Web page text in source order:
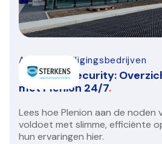
Alarm-beveiligingsbedrijven
Sterkens Security:
met Plenion 24/7.
Lees hoe Plenion aan de noden
voldoet met slimme, efficiënte
hun ervaringen hier.